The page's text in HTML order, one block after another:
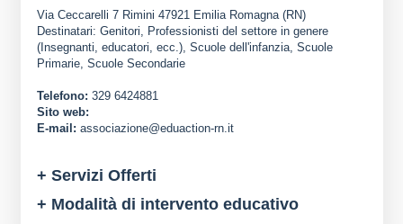
Via Ceccarelli 7 Rimini 47921 Emilia Romagna (RN)
Destinatari: Genitori, Professionisti del settore in genere
(Insegnanti, educatori, ecc.), Scuole dell'infanzia, Scuole
Primarie, Scuole Secondarie
Telefono: 329 6424881
Sito web:
E-mail: associazione@eduaction-rn.it
+ Servizi Offerti
+ Modalità di intervento educativo